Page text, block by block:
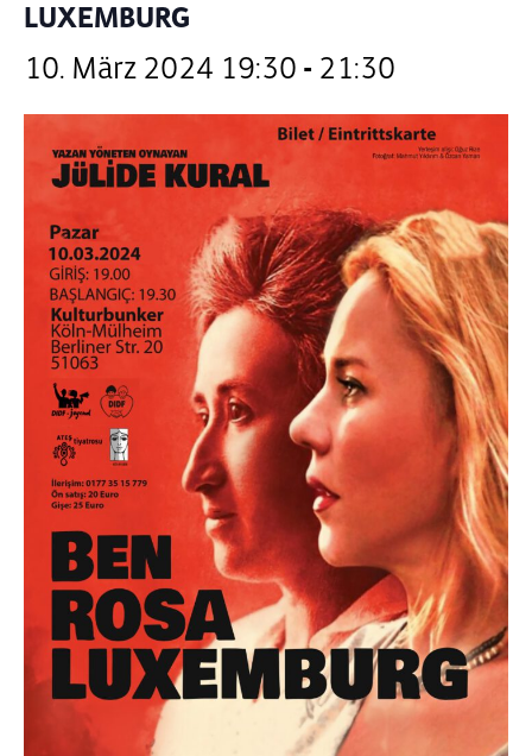
LUXEMBURG
10. März 2024 19:30 - 21:30